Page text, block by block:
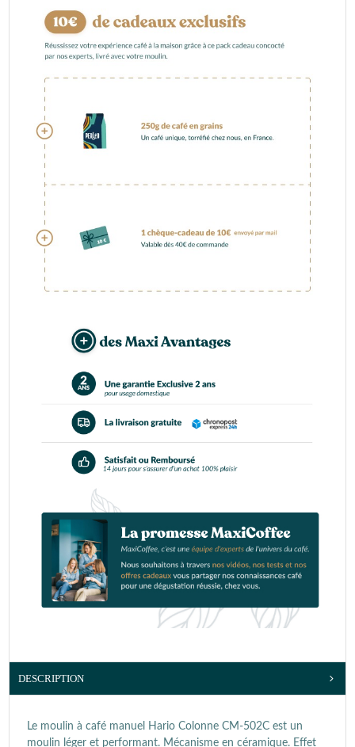
DESCRIPTION
Le moulin à café manuel Hario Colonne CM-502C est un
moulin léger et performant. Mécanisme en céramique. Effet